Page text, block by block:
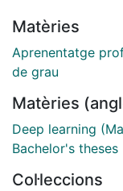
images. The
known ground
unseen data: a
demonstrates the
complement
cryo-EM.
Matèries
Aprenentatge
de grau
Matèries
Deep learning
Bachelor's theses
Col·leccions